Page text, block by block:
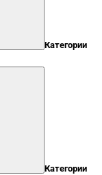
Категории
Категории